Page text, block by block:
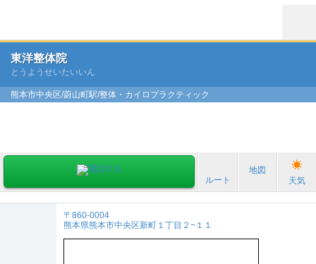
東洋整体院
とうようせいたいいん
熊本市中央区/蔚山町駅/整体・カイロプラクティック
ルート
地図
天気
〒860-0004
熊本県熊本市中央区新町１丁目２−１１